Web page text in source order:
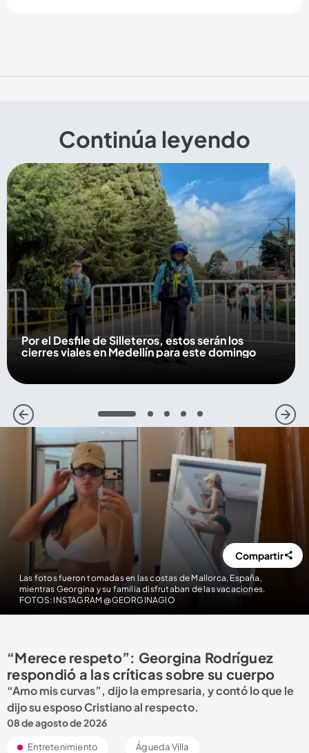
Continúa leyendo
Por el Desfile de Silleteros, estos serán los
cierres viales en Medellín para este domingo
1 2 3 4 5
Las fotos fueron tomadas en las costas de Mallorca, España,
mientras Georgina y su familia disfrutaban de las vacaciones.
FOTOS: INSTAGRAM @GEORGINAGIO
Compartir
“Merece respeto”: Georgina Rodríguez
respondió a las críticas sobre su cuerpo
“Amo mis curvas”, dijo la empresaria, y contó lo que le
dijo su esposo Cristiano al respecto.
08 de agosto de 2026
Entretenimiento Águeda Villa